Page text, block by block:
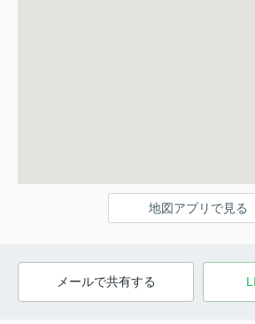
地図アプリで見る
メールで共有する